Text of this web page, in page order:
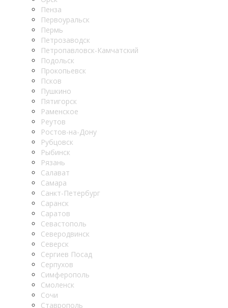
Пенза
Первоуральск
Пермь
Петрозаводск
Петропавловск-Камчатский
Подольск
Прокопьевск
Псков
Пушкино
Пятигорск
Раменское
Реутов
Ростов-на-Дону
Рубцовск
Рыбинск
Рязань
Салават
Самара
Санкт-Петербург
Саранск
Саратов
Севастополь
Северодвинск
Северск
Сергиев Посад
Серпухов
Симферополь
Смоленск
Сочи
Ставрополь